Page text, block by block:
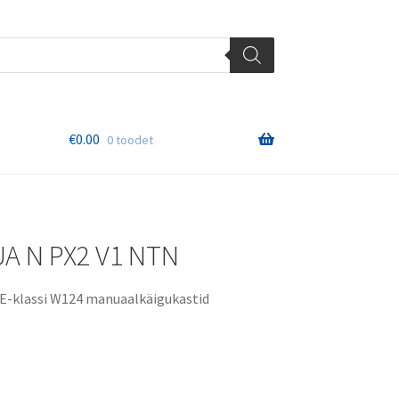
€0.00 0 toodet
N PX2 V1 NTN
klassi W124 manuaalkäigukastid